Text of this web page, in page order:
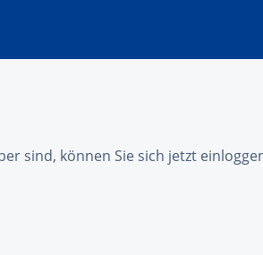
sind, können Sie sich jetzt